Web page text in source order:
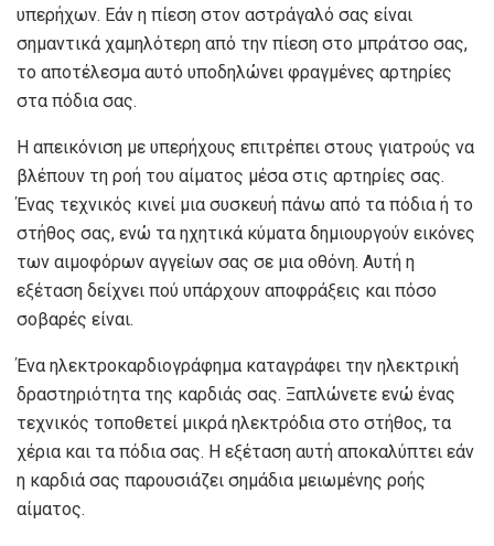
υπερήχων. Εάν η πίεση στον αστράγαλό σας είναι
σημαντικά χαμηλότερη από την πίεση στο μπράτσο σας,
το αποτέλεσμα αυτό υποδηλώνει φραγμένες αρτηρίες
στα πόδια σας.
Η απεικόνιση με υπερήχους επιτρέπει στους γιατρούς να
βλέπουν τη ροή του αίματος μέσα στις αρτηρίες σας.
Ένας τεχνικός κινεί μια συσκευή πάνω από τα πόδια ή το
στήθος σας, ενώ τα ηχητικά κύματα δημιουργούν εικόνες
των αιμοφόρων αγγείων σας σε μια οθόνη. Αυτή η
εξέταση δείχνει πού υπάρχουν αποφράξεις και πόσο
σοβαρές είναι.
Ένα ηλεκτροκαρδιογράφημα καταγράφει την ηλεκτρική
δραστηριότητα της καρδιάς σας. Ξαπλώνετε ενώ ένας
τεχνικός τοποθετεί μικρά ηλεκτρόδια στο στήθος, τα
χέρια και τα πόδια σας. Η εξέταση αυτή αποκαλύπτει εάν
η καρδιά σας παρουσιάζει σημάδια μειωμένης ροής
αίματος.